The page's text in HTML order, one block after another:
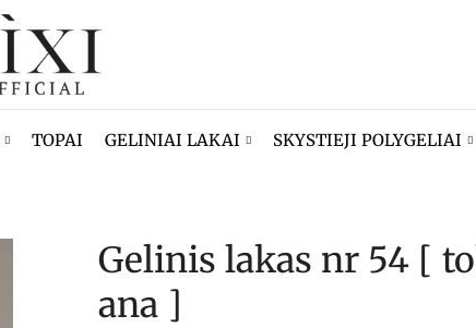
TOPAI GELINIAI LAKAI SKYSTIEJI POLYGELIAI
Gelinis lakas nr 54 [
ana ]